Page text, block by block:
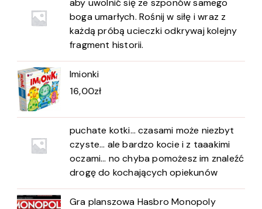
aby uwolnić się ze szponów samego
boga umarłych. Rośnij w siłę i wraz z
każdą próbą ucieczki odkrywaj kolejny
fragment historii.
Imionki
16,00zł
puchate kotki… czasami może niezbyt
czyste… ale bardzo kocie i z taaakimi
oczami… no chyba pomożesz im znaleźć
drogę do kochających opiekunów
Gra planszowa Hasbro Monopoly